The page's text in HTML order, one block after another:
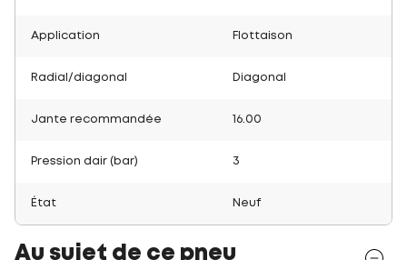
Application Flottaison
Radial/diagonal Diagonal
Jante recommandée 16.00
Pression dair (bar) 3
État Neuf
Au sujet de ce pneu